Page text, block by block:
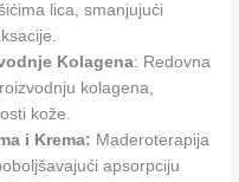
lica, smanjujući
Kolagena: Redovna
kolagena,
kože.
i Krema: Maderoterapija
apsorpciju